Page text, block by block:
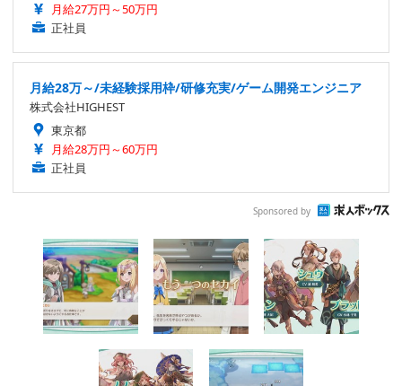
月給27万円～50万円
正社員
月給28万～/未経験採用枠/研修充実/ゲーム開発エンジニア
株式会社HIGHEST
東京都
月給28万円～60万円
正社員
Sponsored by